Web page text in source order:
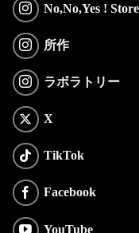
No,No,Yes ! Store
所作
ラボラトリー
X
TikTok
Facebook
YouTube